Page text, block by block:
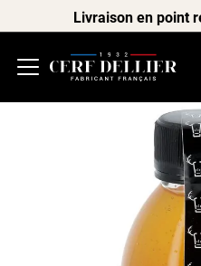
Livraison en point